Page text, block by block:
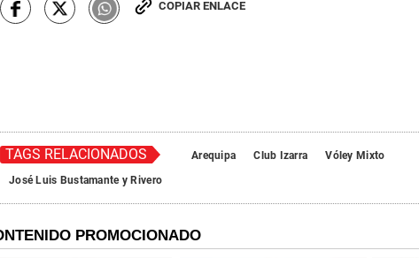
COPIAR ENLACE
TAGS RELACIONADOS Arequipa Club Izarra
Vóley Mixto
José Luis Bustamante y Rivero